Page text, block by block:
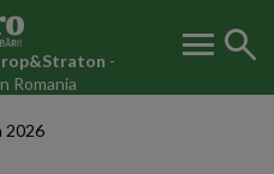
-
Romania
menu search
2026